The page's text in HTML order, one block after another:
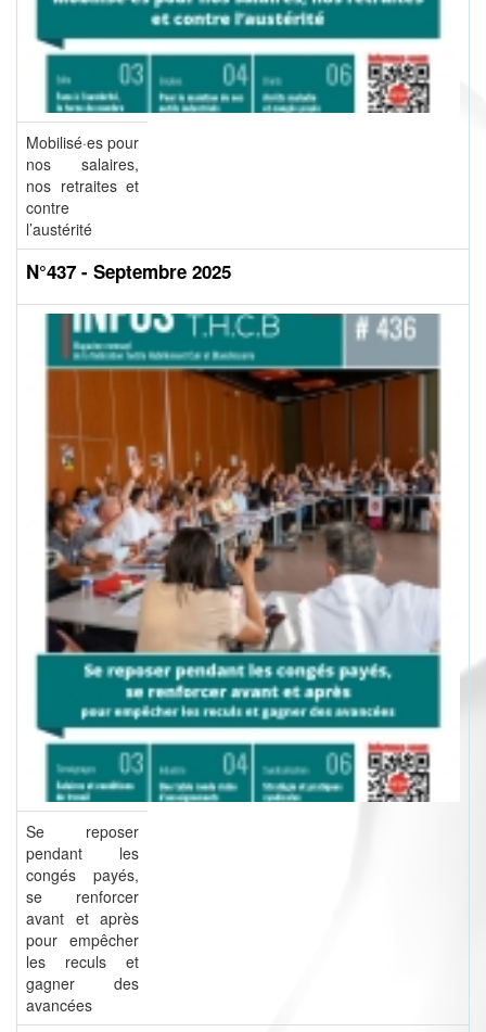
Mobilisé·es pour
nos salaires,
nos retraites et
contre
l’austérité
N°437 - Septembre 2025
Se reposer
pendant les
congés payés,
se renforcer
avant et après
pour empêcher
les reculs et
gagner des
avancées